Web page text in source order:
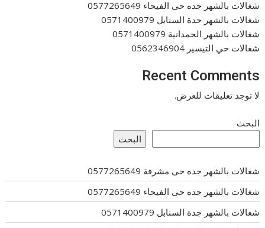
شغالات بالشهر جده حى الفيحاء 0577265649
شغالات بالشهر جدة السنابل 0571400979
شغالات بالشهر الحمدانية 0571400979
شغالات حي التيسير 0562346904
Recent Comments
لا توجد تعليقات للعرض.
البحث
البحث
شغالات بالشهر جده حى مشرفة 0577265649
شغالات بالشهر جده حى الفيحاء 0577265649
شغالات بالشهر جدة السنابل 0571400979